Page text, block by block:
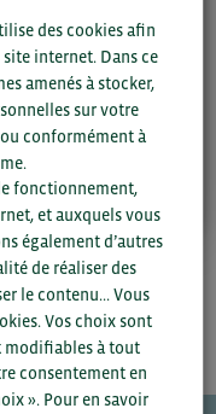
? Complétez le
d’adhésion sera
S'inscrire
2026
des cookies afin
internet. Dans ce
amenés à stocker,
sur votre
conformément à
fonctionnement,
et auxquels vous
également d’autres
de réaliser des
le contenu... Vous
Vos choix sont
modifiables à tout
consentement en
». Pour en savoir